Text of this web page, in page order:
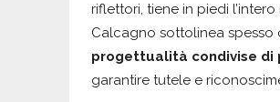
riflettori, tiene in piedi
Calcagno sottolinea spesso
progettualità condivise di
garantire tutele e